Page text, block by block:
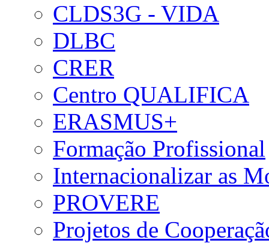
CLDS3G - VIDA
DLBC
CRER
Centro QUALIFICA
ERASMUS+
Formação Profissional
Internacionalizar as
PROVERE
Projetos de